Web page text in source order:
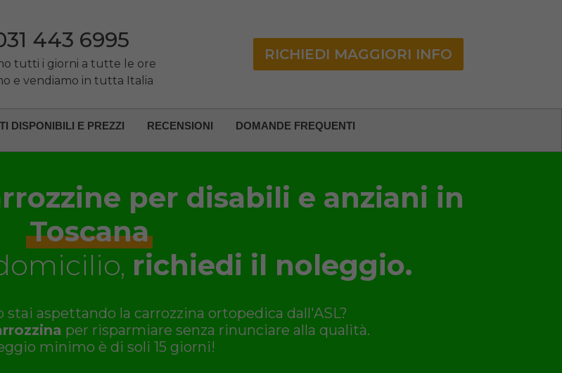
443 6995
tutti i giorni a tutte le ore
e vendiamo in tutta Italia
RICHIEDI MAGGIORI INFO
DISPONIBILI E PREZZI RECENSIONI DOMANDE FREQUENTI
per disabili e anziani in
Toscana
richiedi il noleggio.
aspettando la carrozzina ortopedica dall'ASL?
per risparmiare senza rinunciare alla qualità.
minimo è di soli 15 giorni!